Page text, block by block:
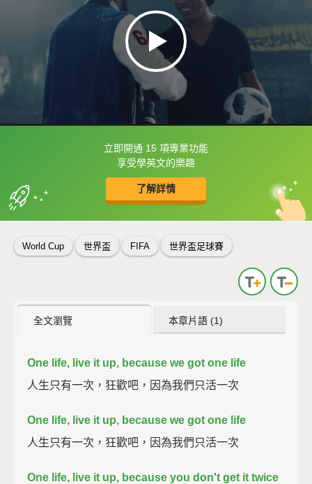
立即開通 15 項專業功能
享受學英文的樂趣
了解詳情
框選或點兩下字幕可以直接查字典喔！
收錄佳句 中
英
World Cup 世界盃 FIFA 世界盃足球賽
全文瀏覽 本章片語 (1)
One life, live it up, because we got one life
人生只有一次，狂歡吧，因為我們只活一次
One life, live it up, because we got one life
人生只有一次，狂歡吧，因為我們只活一次
One life, live it up, because you don't get it twice